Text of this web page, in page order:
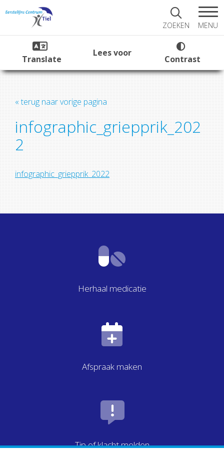
ZOEKEN MENU
Translate
Lees voor
Contrast
« terug naar vorige pagina
infographic_griepprik_202
2
infographic_griepprik_2022
Herhaal medicatie
Afspraak maken
Tip of klacht melden